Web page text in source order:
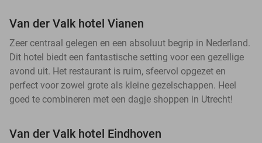
Van der Valk hotel Vianen
Zeer centraal gelegen en een absoluut begrip in Nederland.
Dit hotel biedt een fantastische setting voor een gezellige
avond uit. Het restaurant is ruim, sfeervol opgezet en
perfect voor zowel grote als kleine gezelschappen. Heel
goed te combineren met een dagje shoppen in Utrecht!
Van der Valk hotel Eindhoven